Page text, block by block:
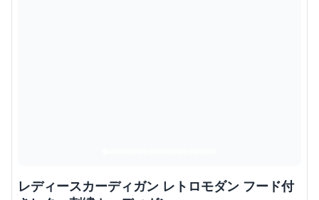
レディースカーディガン レトロモダン フード付